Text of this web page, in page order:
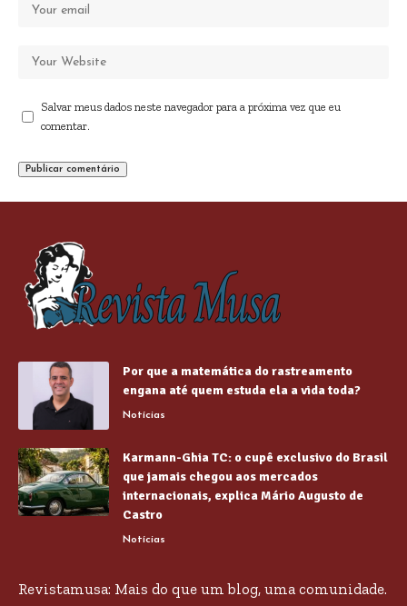
Salvar meus dados neste navegador para a próxima vez que eu
comentar.
Por que a matemática do rastreamento
engana até quem estuda ela a vida toda?
Notícias
Karmann-Ghia TC: o cupê exclusivo do Brasil
que jamais chegou aos mercados
internacionais, explica Mário Augusto de
Castro
Notícias
Revistamusa: Mais do que um blog, uma comunidade.